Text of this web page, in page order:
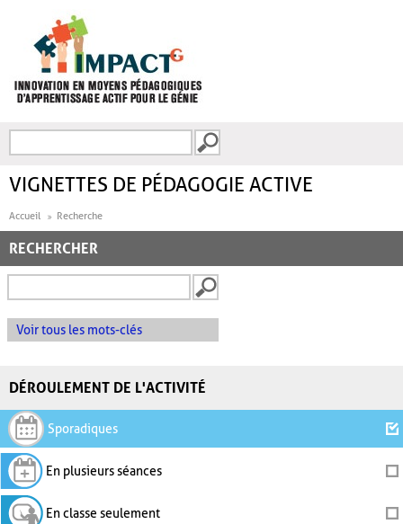
FORMULAIRE DE
VIGNETTES DE PÉDAGOGIE ACTIVE
Accueil Recherche
RECHERCHER
Voir tous les mots-clés
DÉROULEMENT DE L'ACTIVITÉ
Sporadiques
En plusieurs séances
En classe seulement